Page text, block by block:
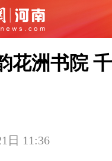
花洲书院
日 11:36